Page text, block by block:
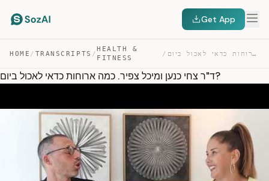
Get App
HOME / TRANSCRIPTS /
HEALTH &
FITNESS
/ ד”ר צחי כנען ומיכל צפיר. כמה ארוחות כדאי לאכול ביום? — TRANSCRIPT
ד"ר צחי כנען ומיכל צפיר. כמה ארוחות כדאי לאכול ביום?